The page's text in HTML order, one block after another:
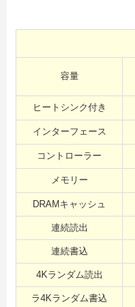
容量
ヒートシンク付き
インターフェース
コントローラー
メモリー
DRAMキャッシュ
連続読出
連続書込
4Kランダム読出
ラ4Kランダム書込